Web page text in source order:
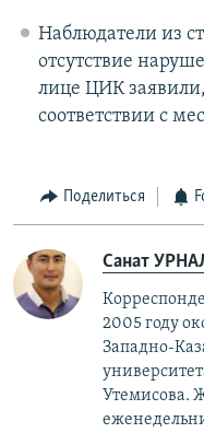
Наблюдатели из
отсутствие
лице ЦИК
соответствии с
Поделиться
Санат
2005 году
Западно-
Утемисова.